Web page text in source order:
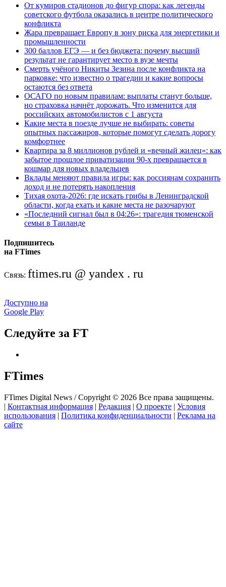
От кумиров стадионов до фигур спора: как легенды
советского футбола оказались в центре политического
конфликта
Жара превращает Европу в зону риска для энергетики и
промышленности
300 баллов ЕГЭ — и без бюджета: почему высший
результат не гарантирует место в вузе мечты
Смерть учёного Никиты Зезина после конфликта на
парковке: что известно о трагедии и какие вопросы
остаются без ответа
ОСАГО по новым правилам: выплаты станут больше,
но страховка начнёт дорожать. Что изменится для
российских автомобилистов с 1 августа
Какие места в поезде лучше не выбирать: советы
опытных пассажиров, которые помогут сделать дорогу
комфортнее
Квартира за 8 миллионов рублей и «вечный жилец»: как
забытое прошлое приватизации 90-х превращается в
кошмар для новых владельцев
Вклады меняют правила игры: как россиянам сохранить
доход и не потерять накопления
Тихая охота-2026: где искать грибы в Ленинградской
области, когда ехать и какие места не разочаруют
«Последний сигнал был в 04:26»: трагедия тюменской
семьи в Таиланде
Подпишитесь
на FTimes
Связь: ftimes.ru @ yandex . ru
Доступно на
Google Play
Следуйте за FT
FTimes
FTimes Digital News / Copyright © 2026 Все права защищены.
| Контактная информация | Редакция | О проекте | Условия
использования | Политика конфиденциальности | Реклама на
сайте